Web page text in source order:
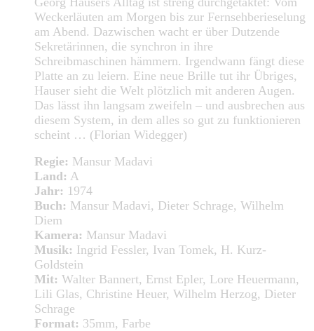
Weckerläuten am Morgen bis zur Fernsehberieselung
am Abend. Dazwischen wacht er über Dutzende
Sekretärinnen, die synchron in ihre
Schreibmaschinen hämmern. Irgendwann fängt diese
Platte an zu leiern. Eine neue Brille tut ihr Übriges,
Hauser sieht die Welt plötzlich mit anderen Augen.
Das lässt ihn langsam zweifeln – und ausbrechen aus
diesem System, in dem alles so gut zu funktionieren
scheint … (Florian Widegger)
Regie: Mansur Madavi
Land: A
Jahr: 1974
Buch: Mansur Madavi, Dieter Schrage, Wilhelm
Diem
Kamera: Mansur Madavi
Musik: Ingrid Fessler, Ivan Tomek, H. Kurz-
Goldstein
Mit: Walter Bannert, Ernst Epler, Lore Heuermann,
Lili Glas, Christine Heuer, Wilhelm Herzog, Dieter
Schrage
Format: 35mm, Farbe